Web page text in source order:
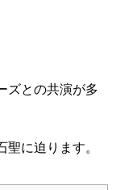
ズとの共演が多
に迫ります。